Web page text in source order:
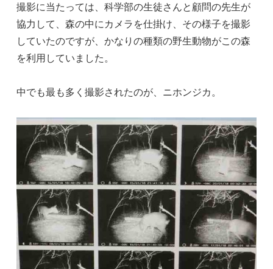
撮影に当たっては、科学部の生徒さんと顧問の先生が
協力して、森の中にカメラを仕掛け、その様子を撮影
していたのですが、かなりの種類の野生動物がこの森
を利用していました。
中でも最も多く撮影されたのが、ニホンジカ。